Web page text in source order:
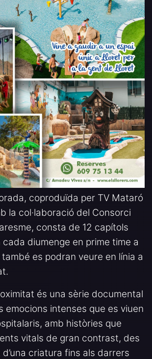
coproduïda per TV Mataró
la col·laboració del Consorci
consta de 12 capítols
cada diumenge en prime time a
es podran veure en línia a
és una sèrie documental
emocions intenses que es viuen
amb històries que
vitals de gran contrast, des
criatura fins als darrers